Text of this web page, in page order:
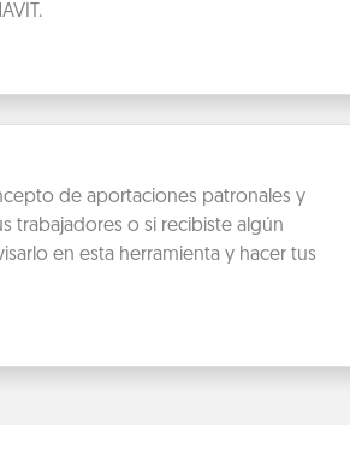
de aportaciones patronales y
trabajadores o si recibiste algún
en esta herramienta y hacer tus